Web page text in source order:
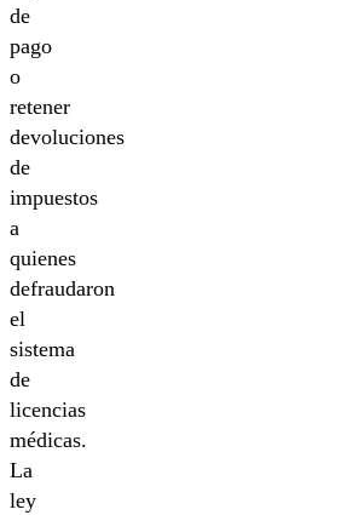
de
pago
o
retener
devoluciones
de
impuestos
a
quienes
defraudaron
el
sistema
de
licencias
médicas.
La
ley